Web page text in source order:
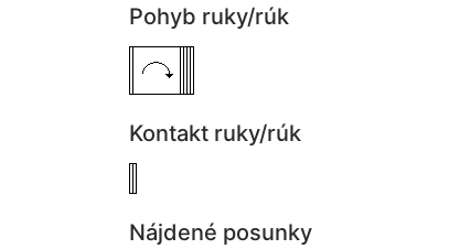
Pohyb ruky/rúk
Kontakt ruky/rúk
Nájdené posunky